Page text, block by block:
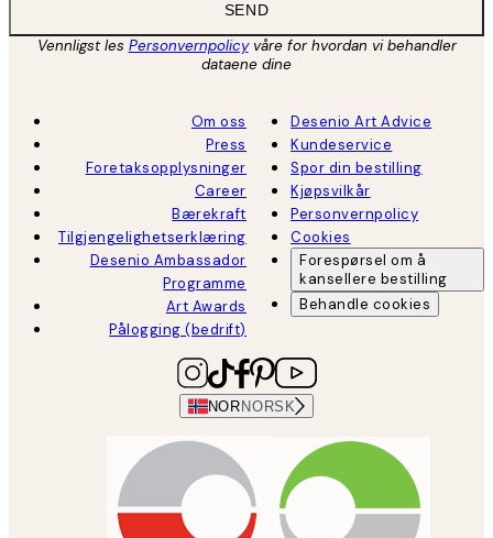
SEND
Vennligst les Personvernpolicyvåre for hvordan vi behandler
dataene dine
Om oss
Press
Foretaksopplysninger
Career
Bærekraft
Tilgjengelighetserklæring
Desenio Ambassador
Programme
Art Awards
Pålogging (bedrift)
Desenio Art Advice
Kundeservice
Spor din bestilling
Kjøpsvilkår
Personvernpolicy
Cookies
Forespørsel om å
kansellere bestilling
Behandle cookies
NOR NORSK